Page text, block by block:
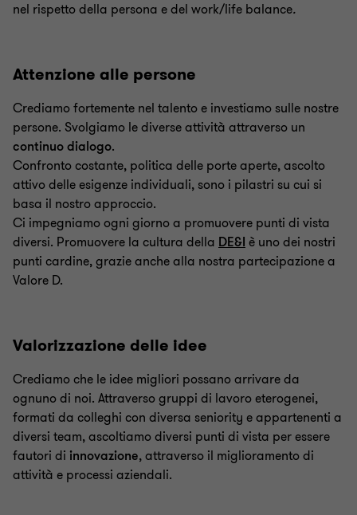
nel rispetto della persona e del work/life balance.
Attenzione alle persone
Crediamo fortemente nel talento e investiamo sulle nostre
persone. Svolgiamo le diverse attività attraverso un
continuo dialogo.
Confronto costante, politica delle porte aperte, ascolto
attivo delle esigenze individuali, sono i pilastri su cui si
basa il nostro approccio.
Ci impegniamo ogni giorno a promuovere punti di vista
diversi. Promuovere la cultura della DE&I è uno dei nostri
punti cardine, grazie anche alla nostra partecipazione a
Valore D.
Valorizzazione delle idee
Crediamo che le idee migliori possano arrivare da
ognuno di noi. Attraverso gruppi di lavoro eterogenei,
formati da colleghi con diversa seniority e appartenenti a
diversi team, ascoltiamo diversi punti di vista per essere
fautori di innovazione, attraverso il miglioramento di
attività e processi aziendali.